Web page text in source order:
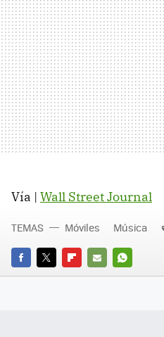
Vía | Wall Street Journal
FACEBOOK
TWITTERFLIPBOARD
E-
WHATSAPP
TEMAS Móviles Música